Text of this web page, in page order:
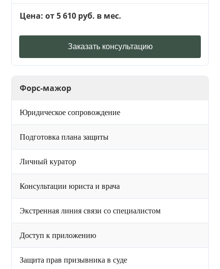
Цена: от 5 610 руб. в мес.
Заказать консультацию
Форс-мажор
Юридическое сопровождение
Подготовка плана защиты
Личный куратор
Консультации юриста и врача
Экстренная линия связи со специалистом
Доступ к приложению
Защита прав призывника в суде